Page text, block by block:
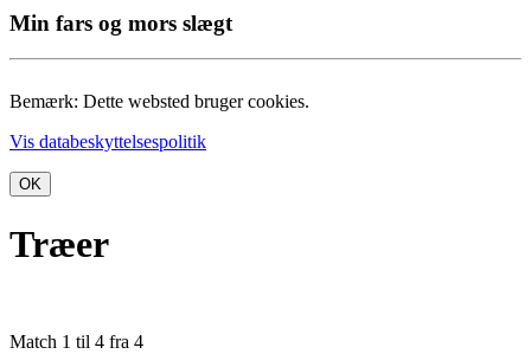
Min fars og mors slægt
Bemærk: Dette websted bruger cookies.
Vis databeskyttelsespolitik
OK
Træer
Match 1 til 4 fra 4